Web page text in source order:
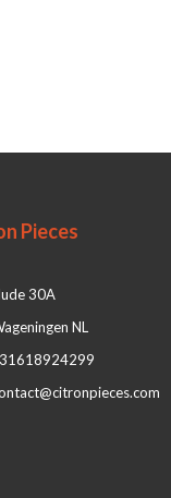
Pieces
30A
NL